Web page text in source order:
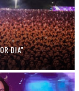
DIA"